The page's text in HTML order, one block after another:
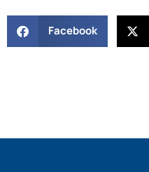
Facebook